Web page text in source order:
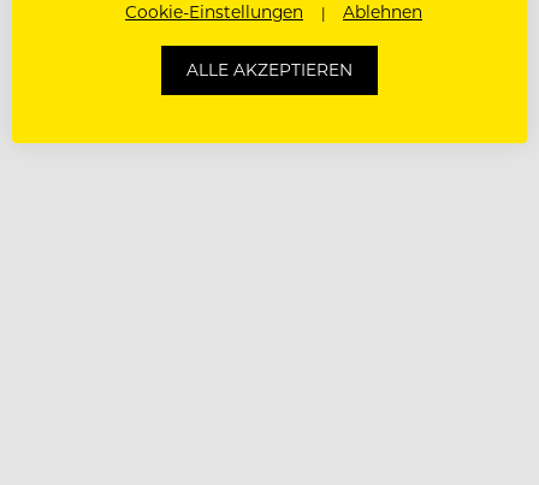
Cookie-Einstellungen Ablehnen
ALLE AKZEPTIEREN